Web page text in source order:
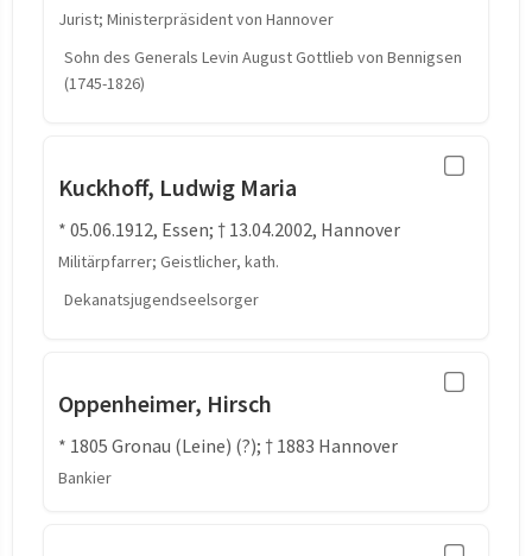
Jurist; Ministerpräsident von Hannover
Sohn des Generals Levin August Gottlieb von Bennigsen
(1745-1826)
Kuckhoff, Ludwig Maria
* 05.06.1912, Essen; † 13.04.2002, Hannover
Militärpfarrer; Geistlicher, kath.
Dekanatsjugendseelsorger
Oppenheimer, Hirsch
* 1805 Gronau (Leine) (?); † 1883 Hannover
Bankier